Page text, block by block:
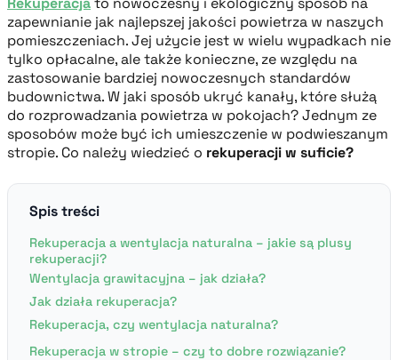
zapewnianie jak najlepszej jakości powietrza w naszych
pomieszczeniach. Jej użycie jest w wielu wypadkach nie
tylko opłacalne, ale także konieczne, ze względu na
zastosowanie bardziej nowoczesnych standardów
budownictwa. W jaki sposób ukryć kanały, które służą
do rozprowadzania powietrza w pokojach? Jednym ze
sposobów może być ich umieszczenie w podwieszanym
stropie. Co należy wiedzieć o rekuperacji w suficie?
Spis treści
Rekuperacja a wentylacja naturalna – jakie są plusy
rekuperacji?
Wentylacja grawitacyjna – jak działa?
Jak działa rekuperacja?
Rekuperacja, czy wentylacja naturalna?
Rekuperacja w stropie – czy to dobre rozwiązanie?